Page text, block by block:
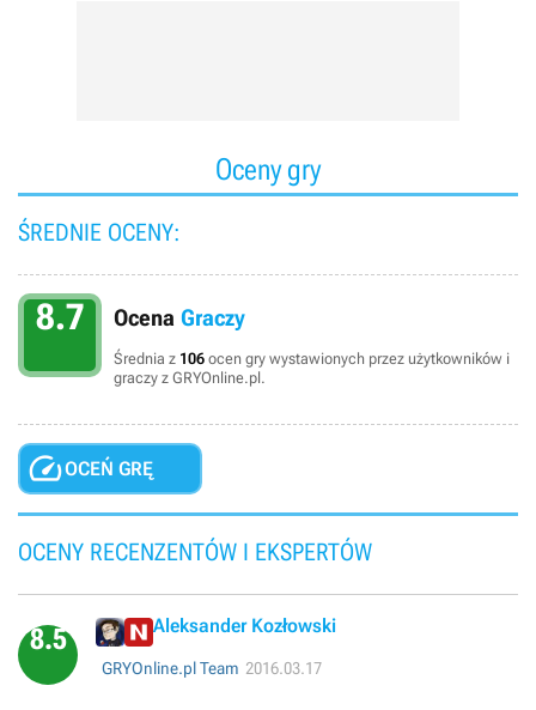
Oceny gry
ŚREDNIE OCENY:
8.7 Ocena Graczy
Średnia z 106 ocen gry wystawionych przez użytkowników i
graczy z GRYOnline.pl.
OCEŃ GRĘ
OCENY RECENZENTÓW I EKSPERTÓW
8.5 Aleksander Kozłowski
GRYOnline.pl Team 2016.03.17